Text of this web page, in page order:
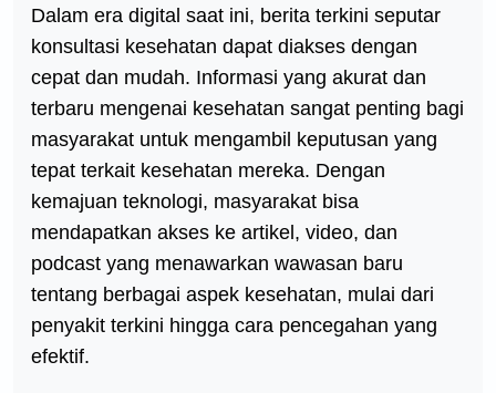
Dalam era digital saat ini, berita terkini seputar
konsultasi kesehatan dapat diakses dengan
cepat dan mudah. Informasi yang akurat dan
terbaru mengenai kesehatan sangat penting bagi
masyarakat untuk mengambil keputusan yang
tepat terkait kesehatan mereka. Dengan
kemajuan teknologi, masyarakat bisa
mendapatkan akses ke artikel, video, dan
podcast yang menawarkan wawasan baru
tentang berbagai aspek kesehatan, mulai dari
penyakit terkini hingga cara pencegahan yang
efektif.